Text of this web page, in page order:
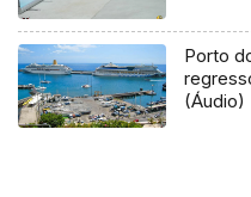
Porto
(Áudio)